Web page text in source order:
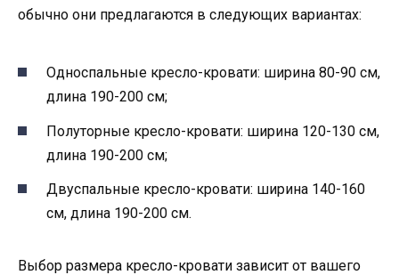
обычно они предлагаются в следующих вариантах:
Односпальные кресло-кровати: ширина 80-90 см,
длина 190-200 см;
Полуторные кресло-кровати: ширина 120-130 см,
длина 190-200 см;
Двуспальные кресло-кровати: ширина 140-160
см, длина 190-200 см.
Выбор размера кресло-кровати зависит от вашего